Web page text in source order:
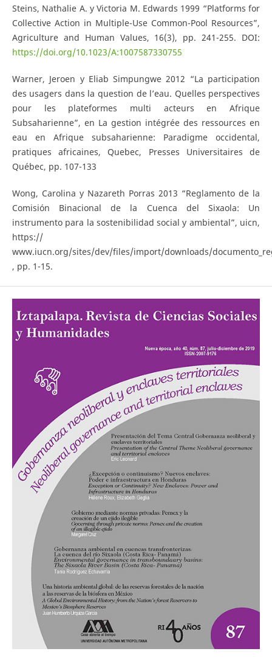
Steins, Nathalie A. y Victoria M. Edwards 1999 “Platforms for
Collective Action in Multiple-Use Common-Pool Resources”,
Agriculture and Human Values, 16(3), pp. 241-255. DOI:
https://doi.org/10.1023/A:1007587330755
Warner, Jeroen y Eliab Simpungwe 2012 “La participation
des usagers dans la question de l’eau. Quelles perspectives
pour les plateformes multi acteurs en Afrique
Subsaharienne”, en La gestion intégrée des ressources en
eau en Afrique subsaharienne: Paradigme occidental,
pratiques africaines, Quebec, Presses Universitaires de
Québec, pp. 107-133
Wong, Carolina y Nazareth Porras 2013 “Reglamento de la
Comisión Binacional de la Cuenca del Sixaola: Un
instrumento para la sostenibilidad social y ambiental”, uicn,
https://
www.iucn.org/sites/dev/files/import/downloads/
, pp. 1-15.